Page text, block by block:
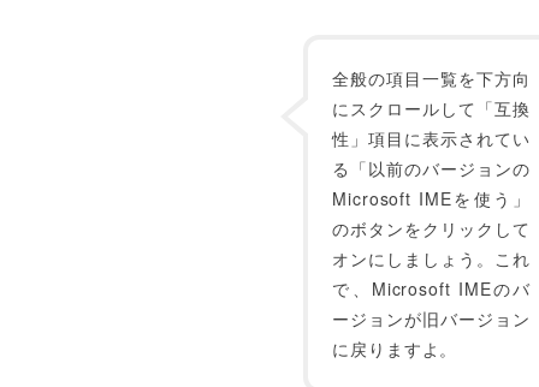
全般の項目一覧を下方向
にスクロールして「互換
性」項目に表示されてい
る「以前のバージョンの
Microsoft IMEを使う」
のボタンをクリックして
オンにしましょう。これ
で、Microsoft IMEのバ
ージョンが旧バージョン
に戻りますよ。